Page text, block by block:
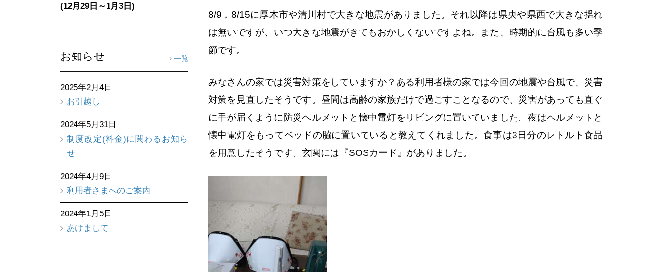
8/9，8/15に厚木市や清川村で大きな地震がありました。それ以降は県央や県西で大きな揺れ
は無いですが、いつ大きな地震がきてもおかしくないですよね。また、時期的に台風も多い季
節です。
みなさんの家では災害対策をしていますか？ある利用者様の家では今回の地震や台風で、災害
対策を見直したそうです。昼間は高齢の家族だけで過ごすことなるので、災害があっても直ぐ
に手が届くように防災ヘルメットと懐中電灯をリビングに置いていました。夜はヘルメットと
懐中電灯をもってベッドの脇に置いていると教えてくれました。食事は3日分のレトルト食品
を用意したそうです。玄関には『SOSカード』がありました。
(12月29日～1月3日)
お知らせ 一覧
2025年2月4日
お引越し
2024年5月31日
制度改定(料金)に関わるお知ら
せ
2024年4月9日
利用者さまへのご案内
2024年1月5日
あけまして